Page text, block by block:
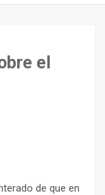
el
de que en